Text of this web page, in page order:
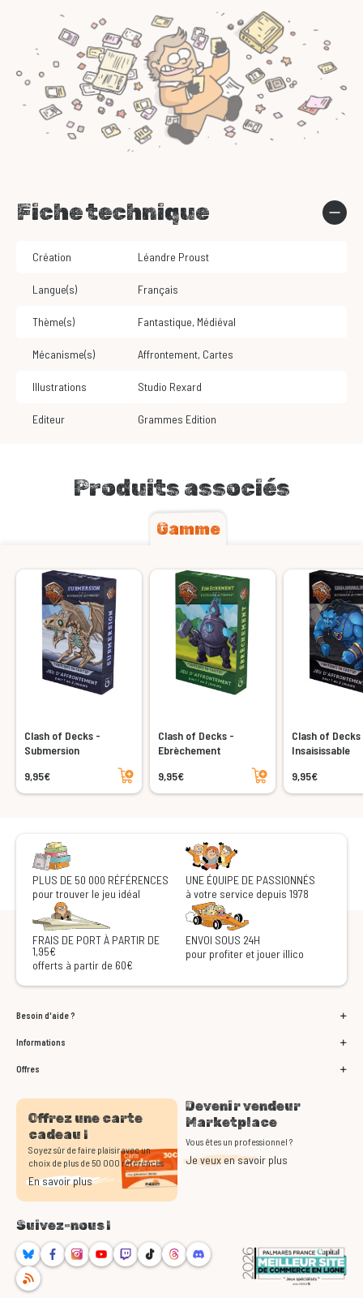
Fiche technique
Création Léandre Proust
Langue(s) Français
Thème(s) Fantastique, Médiéval
Mécanisme(s) Affrontement, Cartes
Illustrations Studio Rexard
Editeur Grammes Edition
Produits associés
Gamme
Clash of Decks -
Submersion
9,95€
Ajouter au panier
Clash of Decks -
Ebrèchement
9,95€
Ajouter au panier
Clash of
Insaisissable
9,95€
PLUS DE 50 000 RÉFÉRENCES
pour trouver le jeu idéal
UNE ÉQUIPE DE PASSIONNÉS
à votre service depuis 1978
FRAIS DE PORT À PARTIR DE
1,95€
offerts à partir de 60€
ENVOI SOUS 24H
pour profiter et jouer illico
Besoin d'aide ?
Informations
Offres
Offrez une carte
cadeau !
Soyez sûr de faire plaisir avec un
choix de plus de 50 000 références
En savoir plus
Devenir vendeur
Marketplace
Vous êtes un professionnel ?
Je veux en savoir plus
Suivez-nous !
BlueskyFacebookInstagram
YoutubeTwitchTikTokThreadsDiscord
RSS